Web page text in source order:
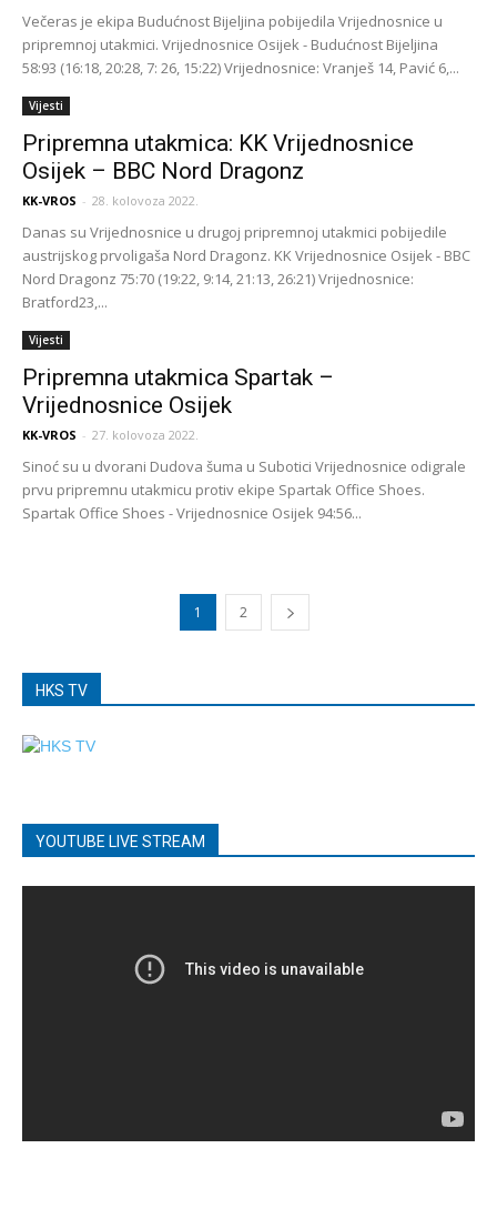
Večeras je ekipa Budućnost Bijeljina pobijedila Vrijednosnice u
pripremnoj utakmici. Vrijednosnice Osijek - Budućnost Bijeljina
58:93 (16:18, 20:28, 7: 26, 15:22) Vrijednosnice: Vranješ 14, Pavić 6,...
Vijesti
Pripremna utakmica: KK Vrijednosnice
Osijek – BBC Nord Dragonz
KK-VROS - 28. kolovoza 2022.
Danas su Vrijednosnice u drugoj pripremnoj utakmici pobijedile
austrijskog prvoligaša Nord Dragonz. KK Vrijednosnice Osijek - BBC
Nord Dragonz 75:70 (19:22, 9:14, 21:13, 26:21) Vrijednosnice:
Bratford23,...
Vijesti
Pripremna utakmica Spartak –
Vrijednosnice Osijek
KK-VROS - 27. kolovoza 2022.
Sinoć su u dvorani Dudova šuma u Subotici Vrijednosnice odigrale
prvu pripremnu utakmicu protiv ekipe Spartak Office Shoes.
Spartak Office Shoes - Vrijednosnice Osijek 94:56...
1 2
HKS TV
YOUTUBE LIVE STREAM